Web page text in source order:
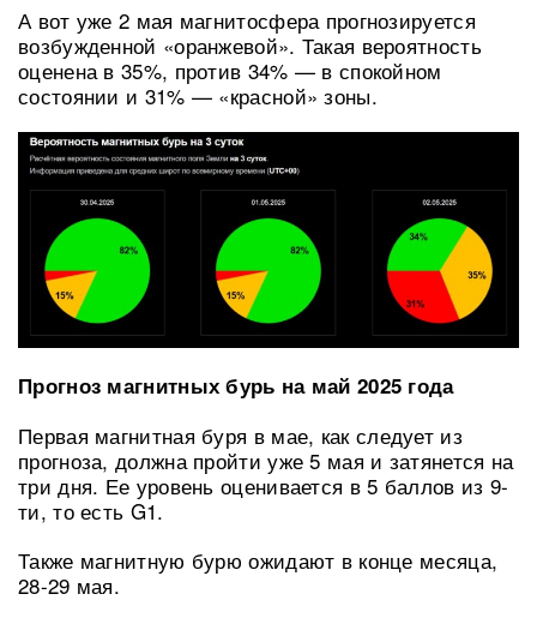
А вот уже 2 мая магнитосфера прогнозируется
возбужденной «оранжевой». Такая вероятность
оценена в 35%, против 34% — в спокойном
состоянии и 31% — «красной» зоны.
Прогноз магнитных бурь на май 2025 года
Первая магнитная буря в мае, как следует из
прогноза, должна пройти уже 5 мая и затянется на
три дня. Ее уровень оценивается в 5 баллов из 9-
ти, то есть G1.
Также магнитную бурю ожидают в конце месяца,
28-29 мая.